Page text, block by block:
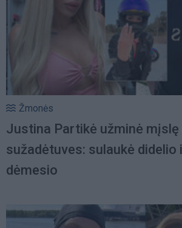
Žmonės
Justina Partikė užminė mįslę
sužadėtuves: sulaukė didelio
dėmesio